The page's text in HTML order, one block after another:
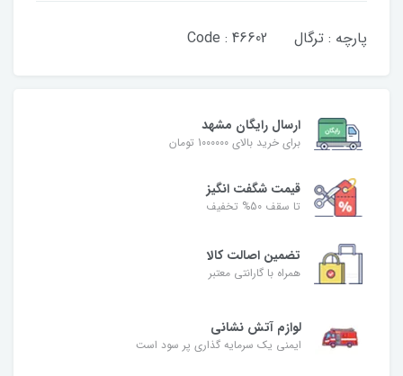
پارچه : ترگال Code : 46602
ارسال رایگان مشهد
برای خرید بالای 1000000 تومان
قیمت شگفت‌ انگیز
تا سقف 50% تخفیف
تضمین اصالت کالا
همراه با گارانتی معتبر
لوازم آتش نشانی
ایمنی یک سرمایه گذاری پر سود است